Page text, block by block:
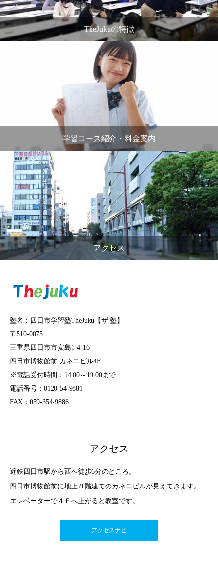
TheJukuの特徴
学習コース紹介・料金案内
アクセス
塾名：四日市学習塾TheJuku【ザ 塾】
〒510-0075
三重県四日市市安島1-4-16
四日市博物館前 カネニビル4F
※電話受付時間：14:00～19:00まで
電話番号：0120-54-9881
FAX：059-354-9886
アクセス
近鉄四日市駅から西へ徒歩6分のところ。
四日市博物館前に地上８階建てのカネニビルが見えてきます。
エレベーターで４Ｆへ上がると教室です。
アクセスナビ